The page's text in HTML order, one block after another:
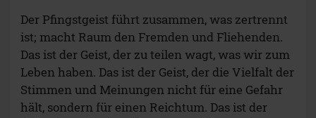
Der Pfingstgeist führt zusammen, was zertrennt
ist; macht Raum den Fremden und Fliehenden.
Das ist der Geist, der zu teilen wagt, was wir zum
Leben haben. Das ist der Geist, der die Vielfalt der
Stimmen und Meinungen nicht für eine Gefahr
hält, sondern für einen Reichtum. Das ist der